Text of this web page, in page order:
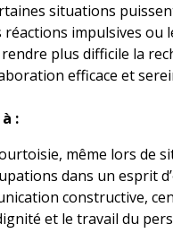
situations
réactions impulsives
plus difficile la
efficace et
:
même lors de
dans un esprit
constructive,
et le travail du